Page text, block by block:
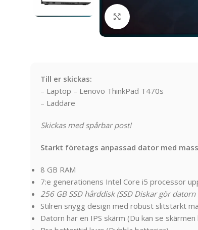
Till er skickas:
– Laptop – Lenovo ThinkPad T470s
– Laddare
Skickas med spårbar post!
Starkt företags anpassad dator med
8 GB RAM
7:e generationens Intel Core i5 processor
256 GB SSD hårddisk (SSD Diskar gör
Stilren snygg design med robust slitstarkt
Datorn har en IPS skärm (Du kan se